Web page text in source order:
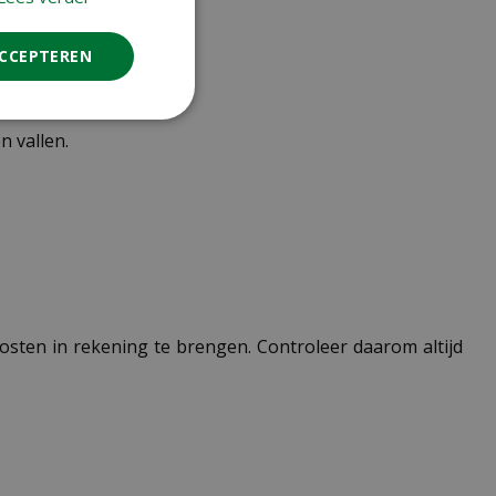
vallen.
in rekening te brengen. Controleer daarom altijd